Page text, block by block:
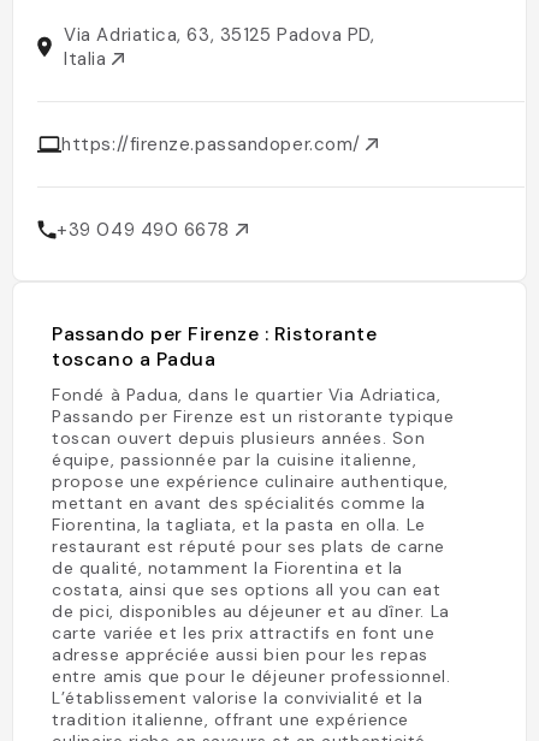
Via Adriatica, 63, 35125 Padova PD,
Italia
https://firenze.passandoper.com/
+39 049 490 6678
Passando per Firenze : Ristorante
toscano a Padua
Fondé à Padua, dans le quartier Via Adriatica,
Passando per Firenze est un ristorante typique
toscan ouvert depuis plusieurs années. Son
équipe, passionnée par la cuisine italienne,
propose une expérience culinaire authentique,
mettant en avant des spécialités comme la
Fiorentina, la tagliata, et la pasta en olla. Le
restaurant est réputé pour ses plats de carne
de qualité, notamment la Fiorentina et la
costata, ainsi que ses options all you can eat
de pici, disponibles au déjeuner et au dîner. La
carte variée et les prix attractifs en font une
adresse appréciée aussi bien pour les repas
entre amis que pour le déjeuner professionnel.
L’établissement valorise la convivialité et la
tradition italienne, offrant une expérience